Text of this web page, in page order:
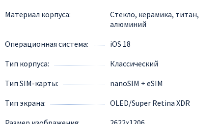
Материал корпуса
Стекло, керамика, титан,
алюминий
Операционная система
iOS 18
Тип корпуса
Классический
Тип SIM-карты
nanoSIM + eSIM
Тип экрана
OLED/Super Retina XDR